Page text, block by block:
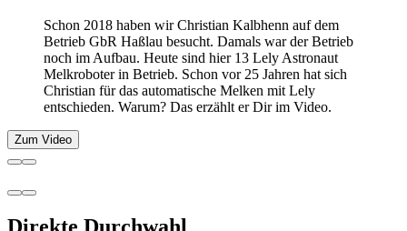
Schon 2018 haben wir Christian Kalbhenn auf dem
Betrieb GbR Haßlau besucht. Damals war der Betrieb
noch im Aufbau. Heute sind hier 13 Lely Astronaut
Melkroboter in Betrieb. Schon vor 25 Jahren hat sich
Christian für das automatische Melken mit Lely
entschieden. Warum? Das erzählt er Dir im Video.
Zum Video
Direkte Durchwahl